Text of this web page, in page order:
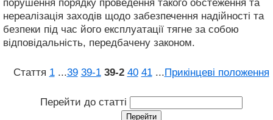
порушення порядку проведення такого обстеження та
нереалізація заходів щодо забезпечення надійності та
безпеки під час його експлуатації тягне за собою
відповідальність, передбачену законом.
Стаття 1 ...39 39‑1 39‑2 40 41 ...Прикінцеві положення
Перейти до статті